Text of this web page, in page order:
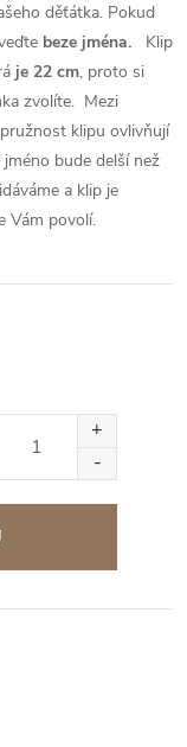
děťátka. Pokud
beze jména.
Klip
je 22 cm, proto si
zvolíte. Mezi
klipu ovlivňují
bude delší než
a klip je
Vám povolí.